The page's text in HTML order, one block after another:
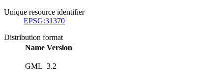
Unique resource identifier
EPSG:31370
Distribution format
Name Version
GML 3.2